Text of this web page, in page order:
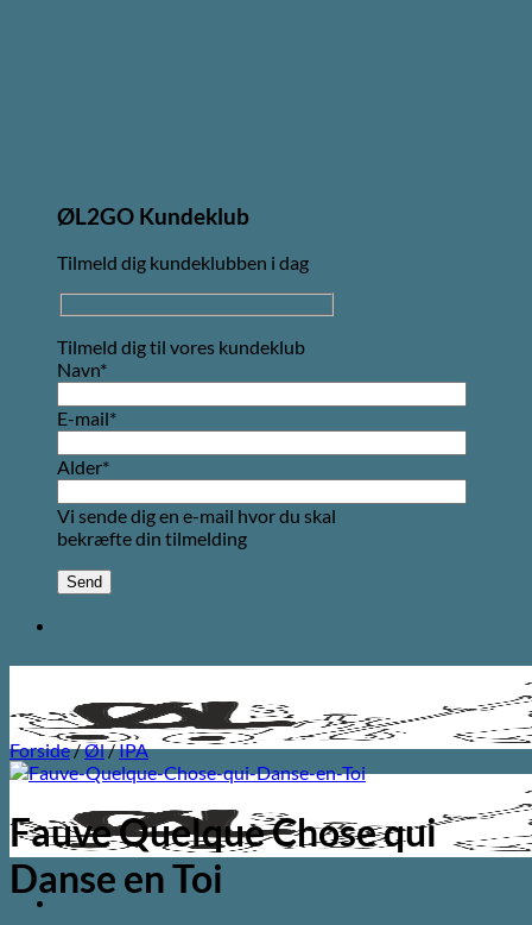
ØL2GO Kundeklub
Tilmeld dig kundeklubben i dag
Tilmeld dig til vores kundeklub
Navn*
E-mail*
Alder*
Vi sende dig en e-mail hvor du skal
bekræfte din tilmelding
Forside/Øl/IPA
Fauve Quelque Chose qui
Danse en Toi